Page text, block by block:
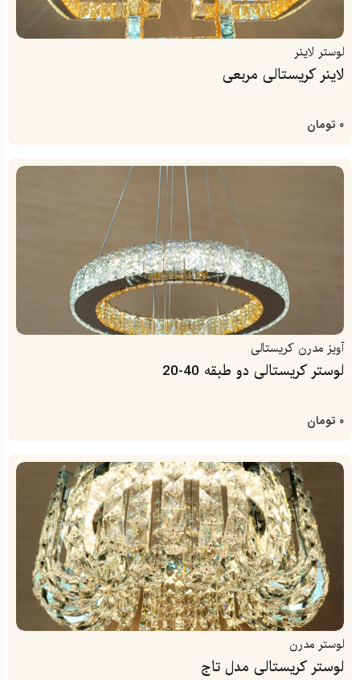
لوستر لاینر
لاینر کریستالی مربعی
0 تومان
آویز مدرن کریستالی
لوستر کریستالی دو طبقه 40-20
0 تومان
لوستر مدرن
لوستر کریستالی مدل تاج